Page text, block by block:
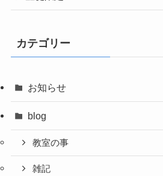
カテゴリー
お知らせ
blog
教室の事
雑記